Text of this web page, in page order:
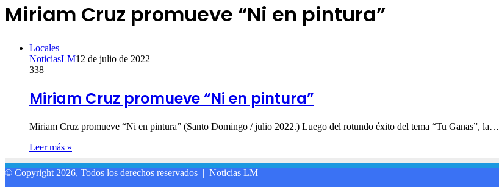
Miriam Cruz promueve “Ni en pintura”
Locales
NoticiasLM12 de julio de 2022
338
Miriam Cruz promueve “Ni en pintura”
Miriam Cruz promueve “Ni en pintura” (Santo Domingo / julio 2022.) Luego del rotundo éxito del tema “Tu Ganas”, la…
Leer más »
© Copyright 2026, Todos los derechos reservados | Noticias LM